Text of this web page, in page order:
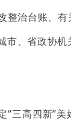
治台账、有
、省政协
三高四新”